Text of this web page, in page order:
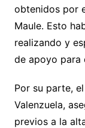
obtenidos por
Maule. Esto
realizando y
de apoyo para
Por su parte,
Valenzuela,
previos a la